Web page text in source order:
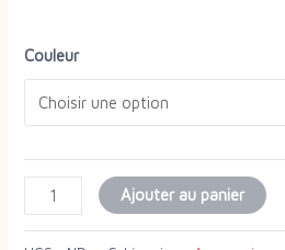
Couleur
Ajouter au panier